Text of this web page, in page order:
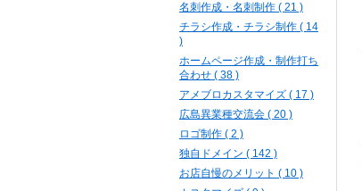
名刺作成・名刺制作 ( 21 )
チラシ作成・チラシ制作 ( 14
)
ホームページ作成・制作打ち
合わせ ( 38 )
アメブロカスタマイズ ( 17 )
広島異業種交流会 ( 20 )
ロゴ制作 ( 2 )
独自ドメイン ( 142 )
お店自慢のメリット ( 10 )